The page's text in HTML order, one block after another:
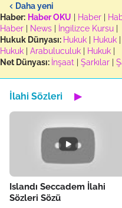
Daha yeni
Haber: Haber OKU Haber
Haber
News İngilizce Kursu
Hukuk Dünyası: Hukuk Hukuk
Hukuk
Arabuluculuk Hukuk
Net Dünyası: İnşaat Şarkılar
İlahi Sözleri ▶
Islandı Seccadem İlahi
Sözleri Sözü